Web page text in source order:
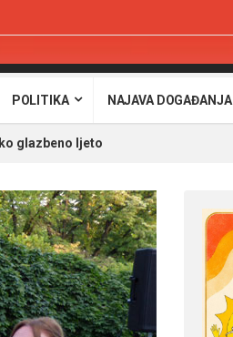
POLITIKA NAJAVA DOGAĐANJA
glazbeno ljeto